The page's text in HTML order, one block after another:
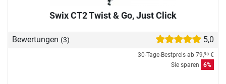
Swix CT2 Twist & Go, Just Click
Bewertungen (3) 5,0
30-Tage-Bestpreis ab 79,95 €
Sie sparen
6%